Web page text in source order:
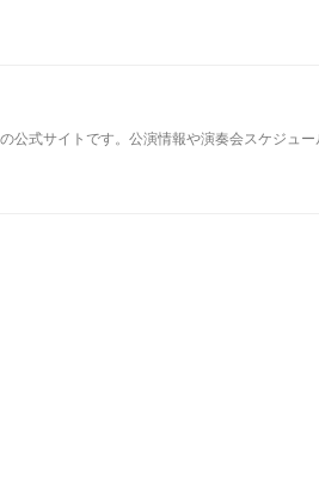
公式サイトです。公演情報や演奏会スケジュ